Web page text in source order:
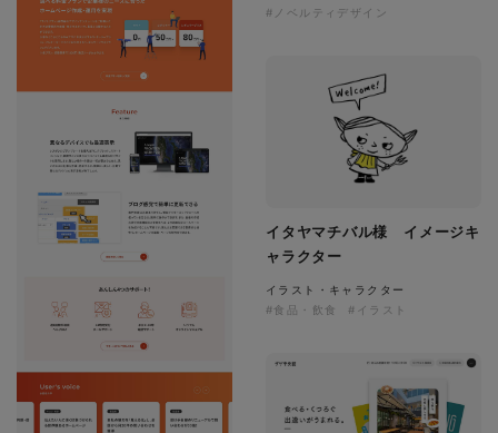
#ノベルティデザイン
イタヤマチバル様 イメージキ
ャラクター
イラスト・キャラクター
#食品・飲食
#イラスト